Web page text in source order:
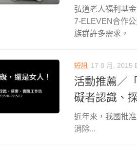
弘道老人福利基
7-ELEVEN合作
族群許多需求。
短訊 17 8 月, 2015
活動推薦／
礙者認識、
近年來，我國批
消除...